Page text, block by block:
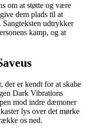
om at støtte og være
dem plads til at
Sangteksten udtrykker
kamp, og at
der er kendt for at skabe
Dark Vibrations
mod indre dæmoner
lys over det mørke
os ned.